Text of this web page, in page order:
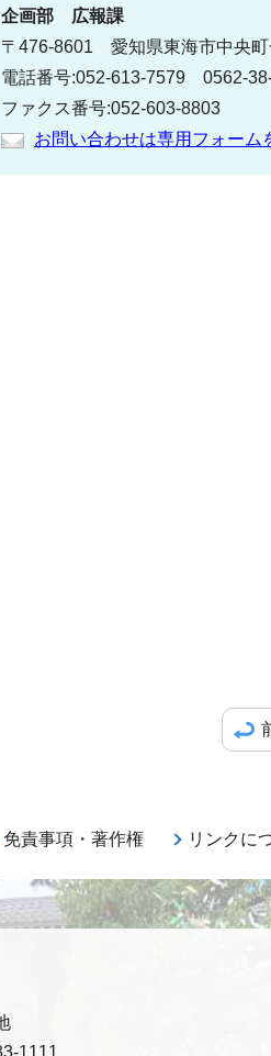
企画部 広報課
〒476-8601 愛知県東海市中央町
電話番号:052-613-7579 0562-
ファクス番号:052-603-8803
お問い合わせは専用フォーム
免責事項・著作権 リンクに
1111